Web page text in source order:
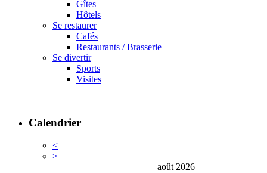
Gîtes
Hôtels
Se restaurer
Cafés
Restaurants / Brasserie
Se divertir
Sports
Visites
Calendrier
<
>
août 2026